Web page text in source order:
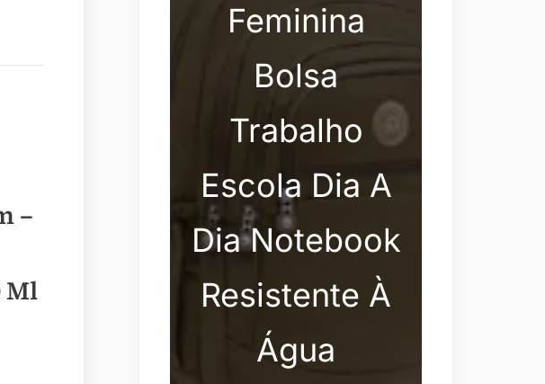
–
Ml
Feminina
Bolsa
Trabalho
Escola Dia A
Dia Notebook
Resistente À
Água